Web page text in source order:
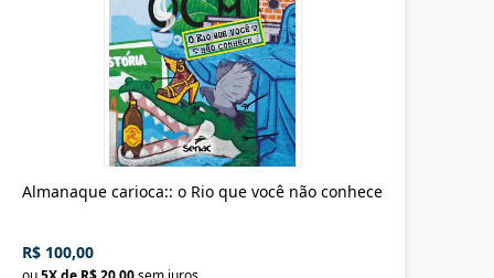
Almanaque carioca:: o Rio que você não conhece
R$ 100,00